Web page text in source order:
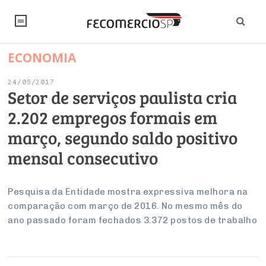
NOTÍCIAS
Artigos
Institucional
Debates Fecomercio-SP
PROJETOS ESPECIAIS:
UM BRASIL
UM BRASIL
Economia
Pesquisas
Brasil
Internacional
Modernização do Estado
Inteligência Artificial
Legislação
Empresas
Arbitragem e Mediação
Varejo
Atacado
Sustentabilidade
PESQUISAS
FALE CONOSCO
Sobre
Imprensa
CONSELHOS
Conselho de Emprego e Relações do Trabalho
ECONOMIA
24/05/2017
Setor de serviços paulista cria
2.202 empregos formais em
março, segundo saldo positivo
mensal consecutivo
Pesquisa da Entidade mostra expressiva melhora na
comparação com março de 2016. No mesmo mês do
ano passado foram fechados 3.372 postos de trabalho